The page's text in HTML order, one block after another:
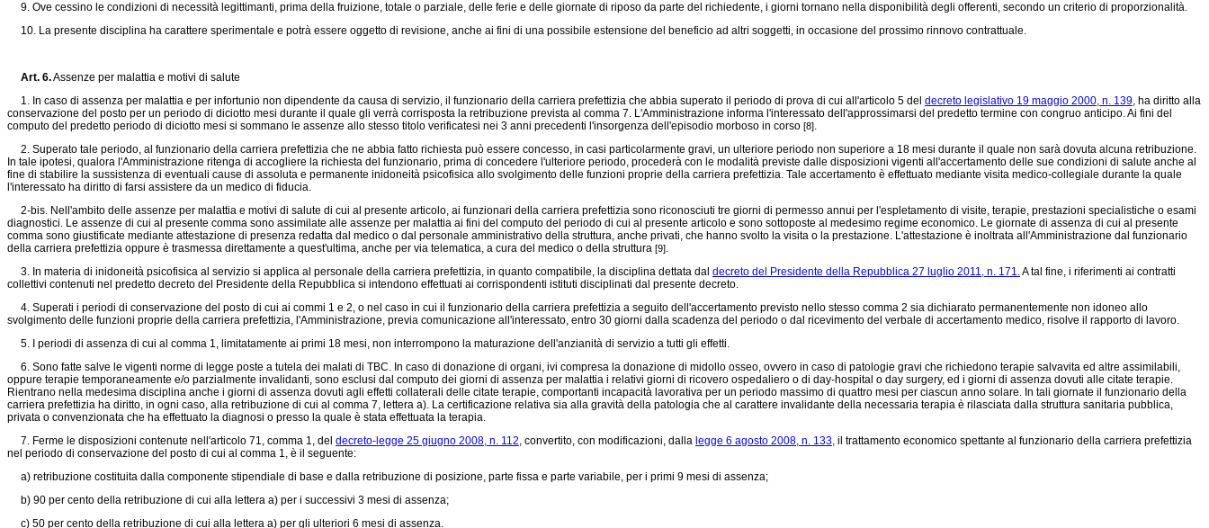
9. Ove cessino le condizioni di necessità legittimanti, prima della fruizione, totale o parziale, delle ferie e delle giornate di riposo da parte del richiedente, i giorni tornano nella disponibilità degli offerenti, secondo un criterio di proporzionalità.
10. La presente disciplina ha carattere sperimentale e potrà essere oggetto di revisione, anche ai fini di una possibile estensione del beneficio ad altri soggetti, in occasione del prossimo rinnovo contrattuale.
Art. 6.Assenze per malattia e motivi di salute
1. In caso di assenza per malattia e per infortunio non dipendente da causa di servizio, il funzionario della carriera prefettizia che abbia superato il periodo di prova di cui all'articolo 5 del decreto legislativo 19 maggio 2000, n. 139, ha diritto alla
conservazione del posto per un periodo di diciotto mesi durante il quale gli verrà corrisposta la retribuzione prevista al comma 7. L'Amministrazione informa l'interessato dell'approssimarsi del predetto termine con congruo anticipo. Ai fini del
computo del predetto periodo di diciotto mesi si sommano le assenze allo stesso titolo verificatesi nei 3 anni precedenti l'insorgenza dell'episodio morboso in corso [8].
2. Superato tale periodo, al funzionario della carriera prefettizia che ne abbia fatto richiesta può essere concesso, in casi particolarmente gravi, un ulteriore periodo non superiore a 18 mesi durante il quale non sarà dovuta alcuna retribuzione.
In tale ipotesi, qualora l'Amministrazione ritenga di accogliere la richiesta del funzionario, prima di concedere l'ulteriore periodo, procederà con le modalità previste dalle disposizioni vigenti all'accertamento delle sue condizioni di salute anche al
fine di stabilire la sussistenza di eventuali cause di assoluta e permanente inidoneità psicofisica allo svolgimento delle funzioni proprie della carriera prefettizia. Tale accertamento è effettuato mediante visita medico-collegiale durante la quale
l'interessato ha diritto di farsi assistere da un medico di fiducia.
2-bis. Nell'ambito delle assenze per malattia e motivi di salute di cui al presente articolo, ai funzionari della carriera prefettizia sono riconosciuti tre giorni di permesso annui per l'espletamento di visite, terapie, prestazioni specialistiche o esami
diagnostici. Le assenze di cui al presente comma sono assimilate alle assenze per malattia ai fini del computo del periodo di cui al presente articolo e sono sottoposte al medesimo regime economico. Le giornate di assenza di cui al presente
comma sono giustificate mediante attestazione di presenza redatta dal medico o dal personale amministrativo della struttura, anche privati, che hanno svolto la visita o la prestazione. L'attestazione è inoltrata all'Amministrazione dal funzionario
della carriera prefettizia oppure è trasmessa direttamente a quest'ultima, anche per via telematica, a cura del medico o della struttura [9].
3. In materia di inidoneità psicofisica al servizio si applica al personale della carriera prefettizia, in quanto compatibile, la disciplina dettata dal decreto del Presidente della Repubblica 27 luglio 2011, n. 171.A tal fine, i riferimenti ai contratti
collettivi contenuti nel predetto decreto del Presidente della Repubblica si intendono effettuati ai corrispondenti istituti disciplinati dal presente decreto.
4. Superati i periodi di conservazione del posto di cui ai commi 1 e 2, o nel caso in cui il funzionario della carriera prefettizia a seguito dell'accertamento previsto nello stesso comma 2 sia dichiarato permanentemente non idoneo allo
svolgimento delle funzioni proprie della carriera prefettizia, l'Amministrazione, previa comunicazione all'interessato, entro 30 giorni dalla scadenza del periodo o dal ricevimento del verbale di accertamento medico, risolve il rapporto di lavoro.
5. I periodi di assenza di cui al comma 1, limitatamente ai primi 18 mesi, non interrompono la maturazione dell'anzianità di servizio a tutti gli effetti.
6. Sono fatte salve le vigenti norme di legge poste a tutela dei malati di TBC. In caso di donazione di organi, ivi compresa la donazione di midollo osseo, ovvero in caso di patologie gravi che richiedono terapie salvavita ed altre assimilabili,
oppure terapie temporaneamente e/o parzialmente invalidanti, sono esclusi dal computo dei giorni di assenza per malattia i relativi giorni di ricovero ospedaliero o di day-hospital o day surgery, ed i giorni di assenza dovuti alle citate terapie.
Rientrano nella medesima disciplina anche i giorni di assenza dovuti agli effetti collaterali delle citate terapie, comportanti incapacità lavorativa per un periodo massimo di quattro mesi per ciascun anno solare. In tali giornate il funzionario della
carriera prefettizia ha diritto, in ogni caso, alla retribuzione di cui al comma 7, lettera a). La certificazione relativa sia alla gravità della patologia che al carattere invalidante della necessaria terapia è rilasciata dalla struttura sanitaria pubblica,
privata o convenzionata che ha effettuato la diagnosi o presso la quale è stata effettuata la terapia.
7. Ferme le disposizioni contenute nell'articolo 71, comma 1, del decreto-legge 25 giugno 2008, n. 112, convertito, con modificazioni, dalla legge 6 agosto 2008, n. 133, il trattamento economico spettante al funzionario della carriera prefettizia
nel periodo di conservazione del posto di cui al comma 1, è il seguente:
a) retribuzione costituita dalla componente stipendiale di base e dalla retribuzione di posizione, parte fissa e parte variabile, per i primi 9 mesi di assenza;
b) 90 per cento della retribuzione di cui alla lettera a) per i successivi 3 mesi di assenza;
c) 50 per cento della retribuzione di cui alla lettera a) per gli ulteriori 6 mesi di assenza.